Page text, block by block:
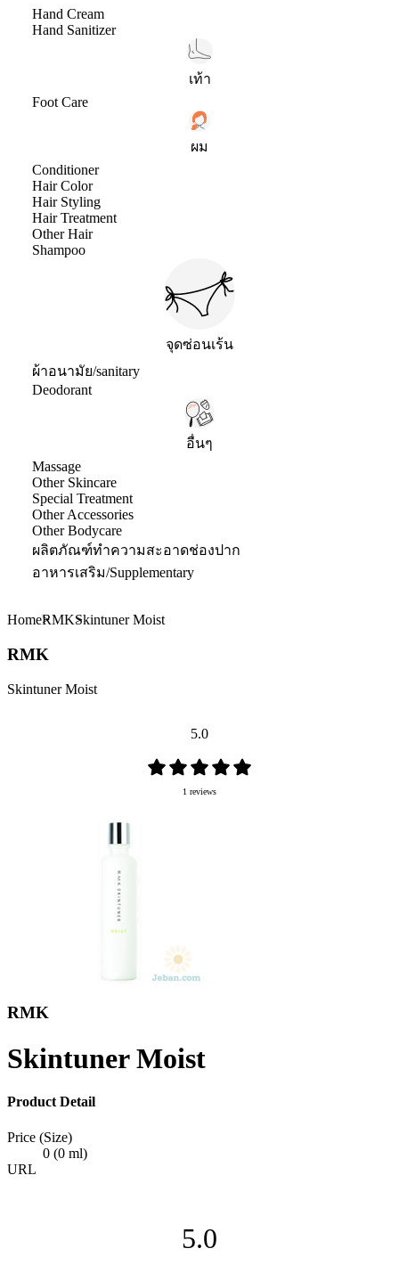
Hand Cream
Hand Sanitizer
เท้า
Foot Care
ผม
Conditioner
Hair Color
Hair Styling
Hair Treatment
Other Hair
Shampoo
จุดซ่อนเร้น
ผ้าอนามัย/sanitary
Deodorant
อื่นๆ
Massage
Other Skincare
Special Treatment
Other Accessories
Other Bodycare
ผลิตภัณฑ์ทำความสะอาดช่องปาก
อาหารเสริม/Supplementary
HomeRMKSkintuner Moist
RMK
Skintuner Moist
5.0
1 reviews
RMK
Skintuner Moist
Product Detail
Price (Size)
0 (0 ml)
URL
5.0